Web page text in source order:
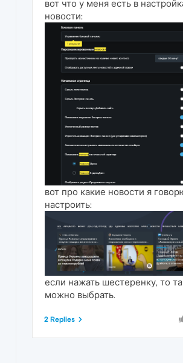
вот что у меня есть в
новости:
вот про какие новости я
настроить:
если нажать шестеренку, то
можно выбрать.
2 Replies